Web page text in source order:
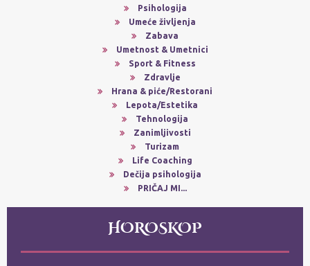
Psihologija
Umeće življenja
Zabava
Umetnost & Umetnici
Sport & Fitness
Zdravlje
Hrana & piće/Restorani
Lepota/Estetika
Tehnologija
Zanimljivosti
Turizam
Life Coaching
Dečija psihologija
PRIČAJ MI...
HOROSKOP